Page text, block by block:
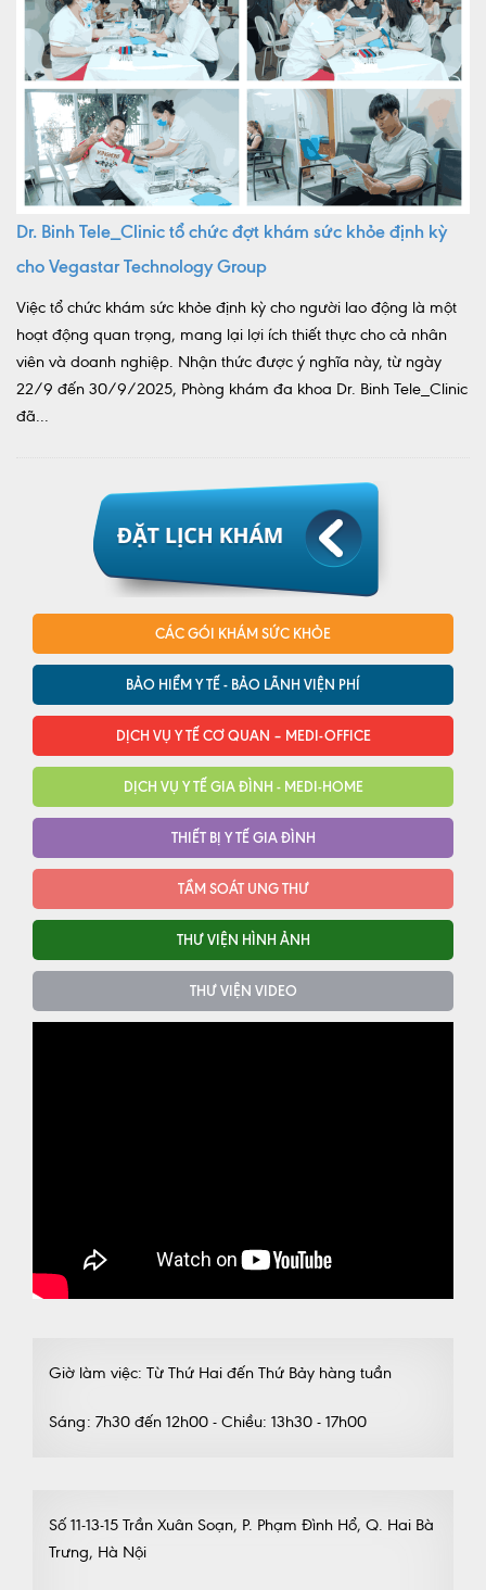
Dr. Binh Tele_Clinic tổ chức đợt khám sức khỏe định kỳ
cho Vegastar Technology Group
Việc tổ chức khám sức khỏe định kỳ cho người lao động là một
hoạt động quan trọng, mang lại lợi ích thiết thực cho cả nhân
viên và doanh nghiệp. Nhận thức được ý nghĩa này, từ ngày
22/9 đến 30/9/2025, Phòng khám đa khoa Dr. Binh Tele_Clinic
đã...
CÁC GÓI KHÁM SỨC KHỎE
BẢO HIỂM Y TẾ - BẢO LÃNH VIỆN PHÍ
DỊCH VỤ Y TẾ CƠ QUAN – MEDI-OFFICE
DỊCH VỤ Y TẾ GIA ĐÌNH - MEDI-HOME
THIẾT BỊ Y TẾ GIA ĐÌNH
TẦM SOÁT UNG THƯ
THƯ VIỆN HÌNH ẢNH
THƯ VIỆN VIDEO
Giờ làm việc: Từ Thứ Hai đến Thứ Bảy hàng tuần
Sáng: 7h30 đến 12h00 - Chiều: 13h30 - 17h00
Số 11-13-15 Trần Xuân Soạn, P. Phạm Đình Hổ, Q. Hai Bà
Trưng, Hà Nội